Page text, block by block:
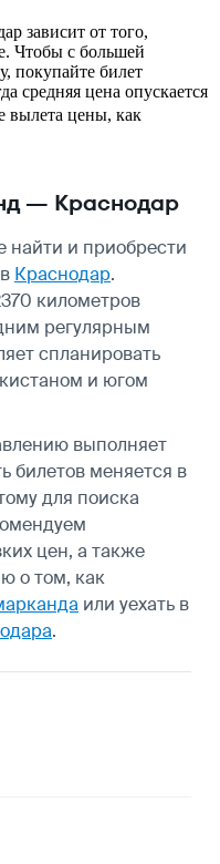
зависит от того,
Чтобы с большей
покупайте билет
средняя цена опускается
вылета цены, как
— Краснодар
найти и приобрести
в Краснодар.
километров
регулярным
спланировать
и югом
выполняет
билетов меняется в
для поиска
цен, а также
о том, как
или уехать в
.